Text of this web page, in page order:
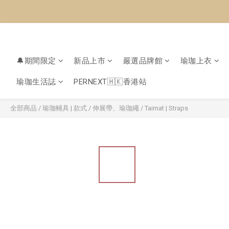
🔔期間限定 新品上市 嚴選品牌館 瑜珈上衣
瑜珈生活誌 PERNEXT🇭🇰香港站
全部商品 / 瑜珈輔具 | 款式 / 伸展帶、瑜珈繩 / Taimat | Straps